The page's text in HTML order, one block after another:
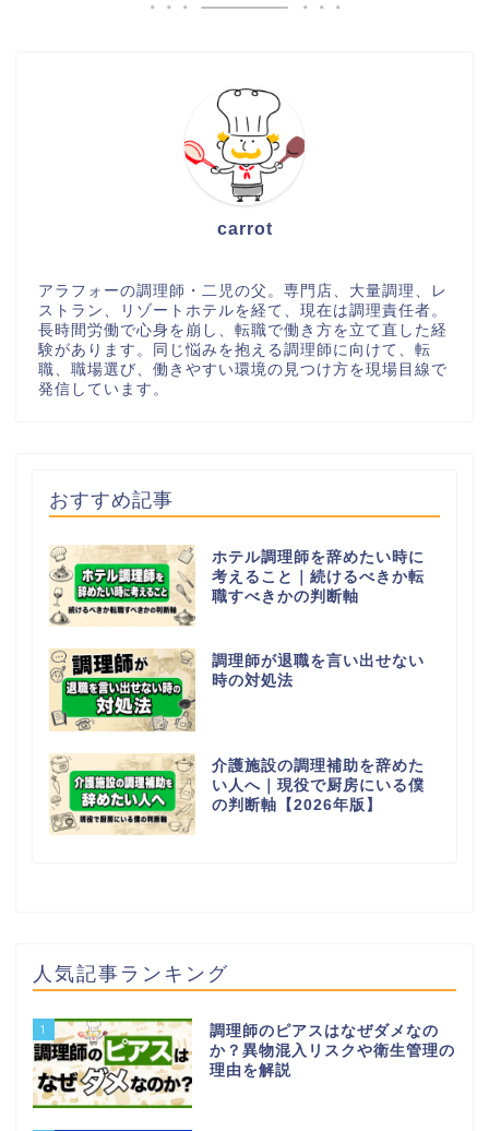
carrot
アラフォーの調理師・二児の父。専門店、大量調理、レ
ストラン、リゾートホテルを経て、現在は調理責任者。
長時間労働で心身を崩し、転職で働き方を立て直した経
験があります。同じ悩みを抱える調理師に向けて、転
職、職場選び、働きやすい環境の見つけ方を現場目線で
発信しています。
おすすめ記事
ホテル調理師を辞めたい時に
考えること｜続けるべきか転
職すべきかの判断軸
調理師が退職を言い出せない
時の対処法
介護施設の調理補助を辞めた
い人へ｜現役で厨房にいる僕
の判断軸【2026年版】
人気記事ランキング
1
調理師のピアスはなぜダメなの
か？異物混入リスクや衛生管理の
理由を解説